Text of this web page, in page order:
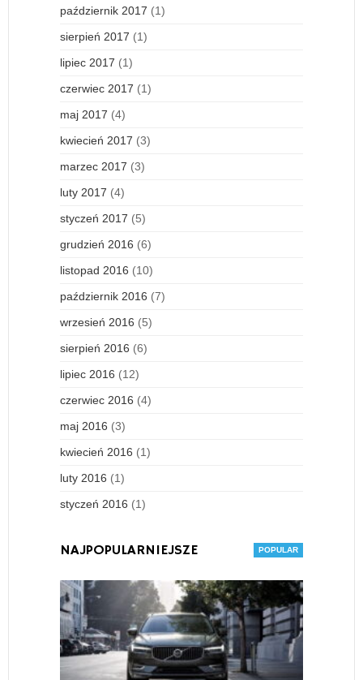
październik 2017 (1)
sierpień 2017 (1)
lipiec 2017 (1)
czerwiec 2017 (1)
maj 2017 (4)
kwiecień 2017 (3)
marzec 2017 (3)
luty 2017 (4)
styczeń 2017 (5)
grudzień 2016 (6)
listopad 2016 (10)
październik 2016 (7)
wrzesień 2016 (5)
sierpień 2016 (6)
lipiec 2016 (12)
czerwiec 2016 (4)
maj 2016 (3)
kwiecień 2016 (1)
luty 2016 (1)
styczeń 2016 (1)
NAJPOPULARNIEJSZE